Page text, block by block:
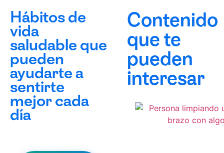
Hábitos de
vida
saludable que
pueden
ayudarte a
sentirte
mejor cada
día
Contenido
que te
pueden
interesar